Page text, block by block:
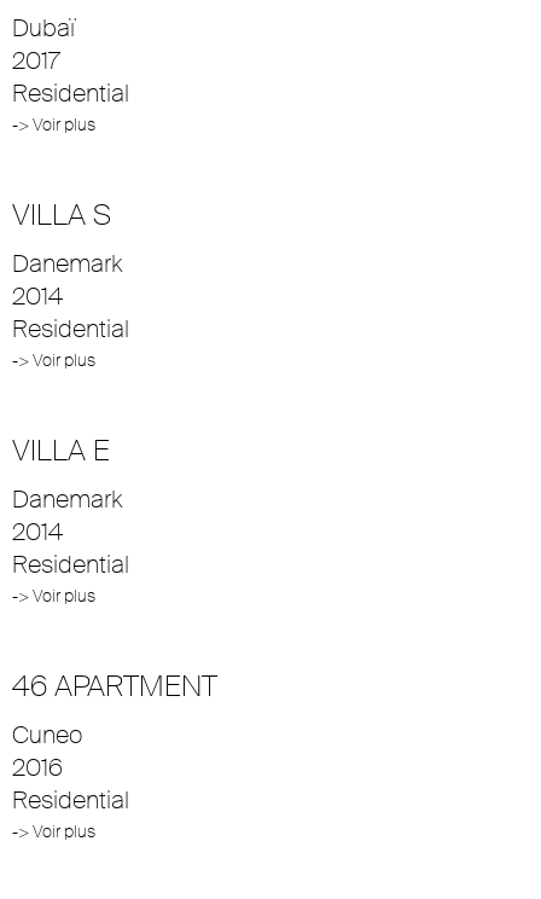
Dubaï
2017
Residential
-> Voir plus
VILLA S
Danemark
2014
Residential
-> Voir plus
VILLA E
Danemark
2014
Residential
-> Voir plus
46 APARTMENT
Cuneo
2016
Residential
-> Voir plus